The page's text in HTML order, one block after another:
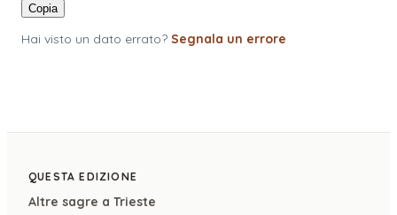
Copia
Hai visto un dato errato? Segnala un errore
QUESTA EDIZIONE
Altre sagre a Trieste